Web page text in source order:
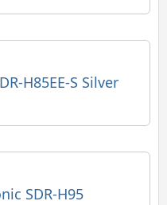
H85EE-S Silver
SDR-H95